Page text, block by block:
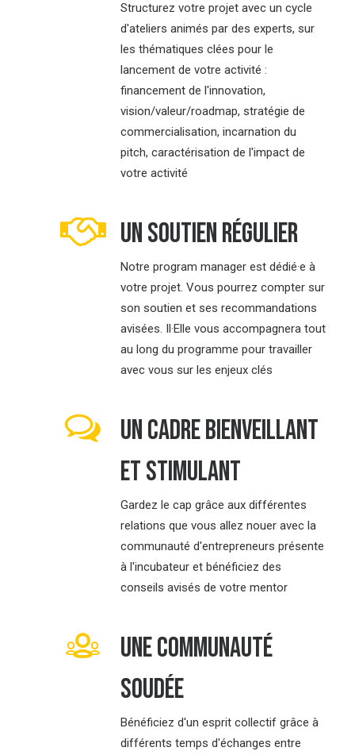
Structurez votre projet avec un cycle
d'ateliers animés par des experts, sur
les thématiques clées pour le
lancement de votre activité :
financement de l'innovation,
vision/valeur/roadmap, stratégie de
commercialisation, incarnation du
pitch, caractérisation de l'impact de
votre activité
Un soutien régulier
Notre program manager est dédié·e à
votre projet. Vous pourrez compter sur
son soutien et ses recommandations
avisées. Il·Elle vous accompagnera tout
au long du programme pour travailler
avec vous sur les enjeux clés
Un cadre bienveillant
et stimulant
Gardez le cap grâce aux différentes
relations que vous allez nouer avec la
communauté d'entrepreneurs présente
à l'incubateur et bénéficiez des
conseils avisés de votre mentor
Une communauté
soudée
Bénéficiez d'un esprit collectif grâce à
différents temps d'échanges entre